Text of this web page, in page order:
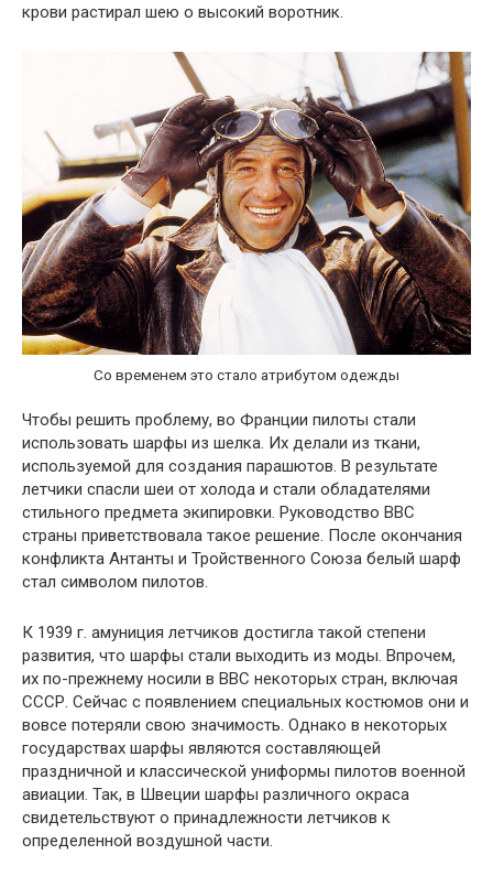
крови растирал шею о высокий воротник.
Со временем это стало атрибутом одежды
Чтобы решить проблему, во Франции пилоты стали
использовать шарфы из шелка. Их делали из ткани,
используемой для создания парашютов. В результате
летчики спасли шеи от холода и стали обладателями
стильного предмета экипировки. Руководство ВВС
страны приветствовала такое решение. После окончания
конфликта Антанты и Тройственного Союза белый шарф
стал символом пилотов.
К 1939 г. амуниция летчиков достигла такой степени
развития, что шарфы стали выходить из моды. Впрочем,
их по-прежнему носили в ВВС некоторых стран, включая
СССР. Сейчас с появлением специальных костюмов они и
вовсе потеряли свою значимость. Однако в некоторых
государствах шарфы являются составляющей
праздничной и классической униформы пилотов военной
авиации. Так, в Швеции шарфы различного окраса
свидетельствуют о принадлежности летчиков к
определенной воздушной части.